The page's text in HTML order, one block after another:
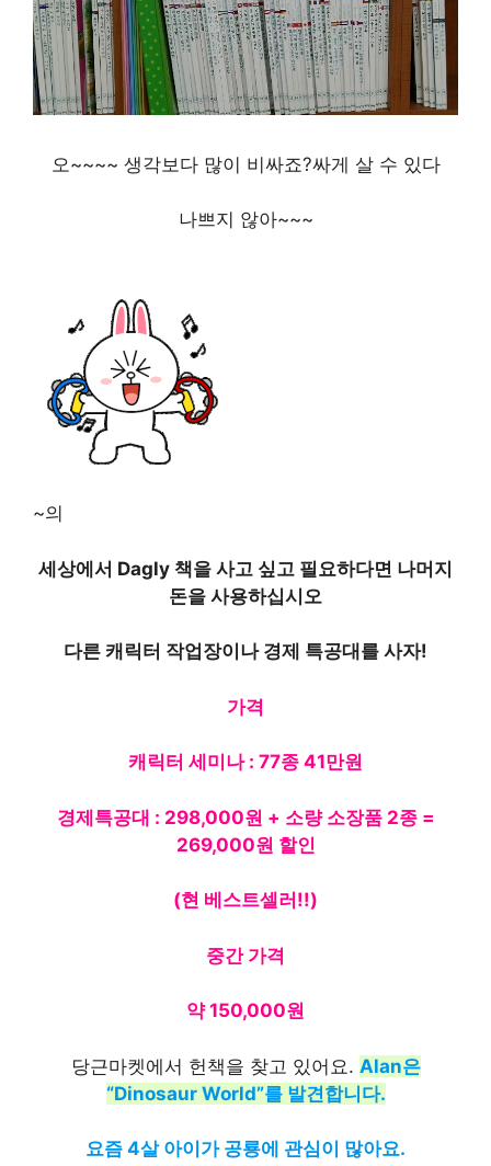
오~~~~ 생각보다 많이 비싸죠?싸게 살 수 있다
나쁘지 않아~~~
~의
세상에서 Dagly 책을 사고 싶고 필요하다면 나머지
돈을 사용하십시오
다른 캐릭터 작업장이나 경제 특공대를 사자!
가격
캐릭터 세미나 : 77종 41만원
경제특공대 : 298,000원 ​​+ 소량 소장품 2종 =
269,000원 ​​할인
(현 베스트셀러!!)
중간 가격
약 150,000원
당근마켓에서 헌책을 찾고 있어요. Alan은
“Dinosaur World”를 발견합니다.
요즘 4살 아이가 공룡에 관심이 많아요.